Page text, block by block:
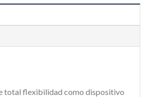
total flexibilidad como dispositivo